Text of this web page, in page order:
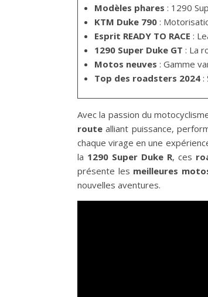
Modèles phares : 1290
KTM Duke 790:
Esprit READY TO RACE :
1290 Super Duke GT : La
Motos neuves : Gamme
Top des roadsters 2024:
Avec la passion du
route alliant puissance,
chaque virage en une
la 1290 Super Duke R, ces
présente les meilleures
nouvelles aventures.